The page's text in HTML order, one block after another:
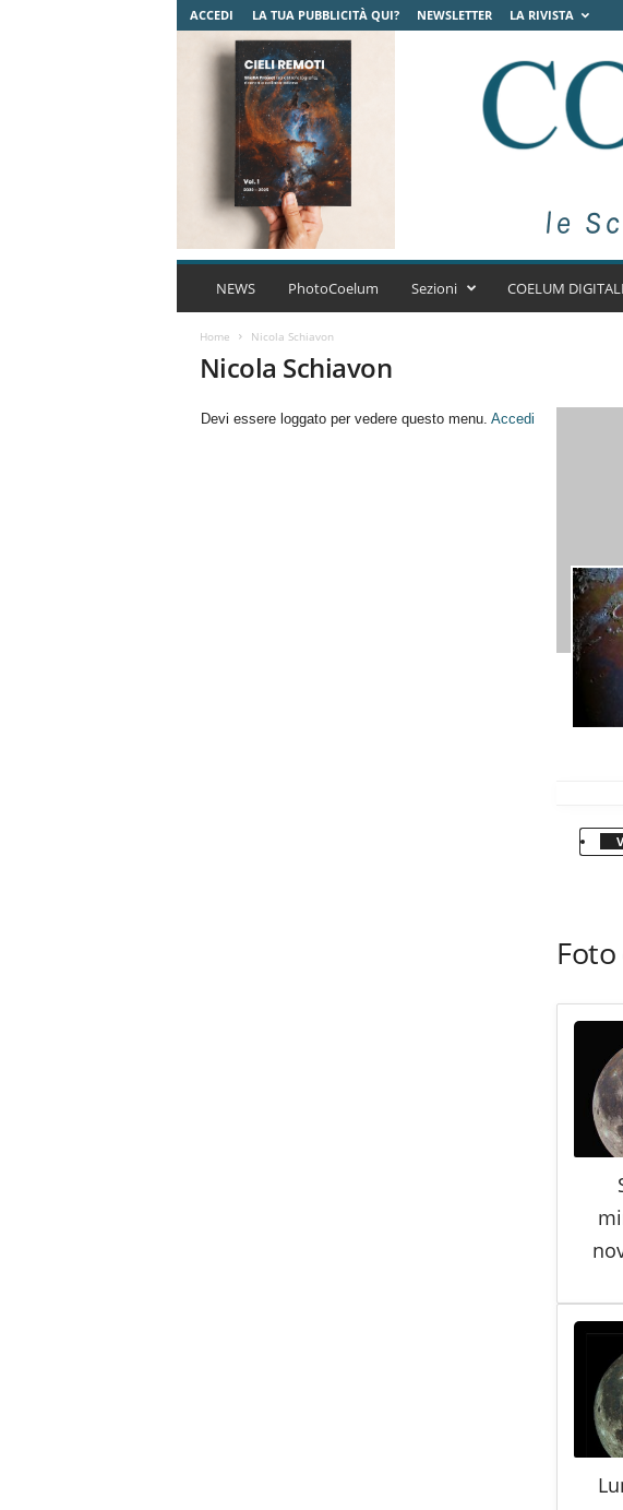
ACCEDI LA TUA PUBBLICITÀ QUI? NEWSLETTER LA RIVISTA
C
s
NEWS PhotoCoelum Sezioni COELUM
Home Nicola Schiavon
Nicola Schiavon
Devi essere loggato per vedere questo menu. Accedi